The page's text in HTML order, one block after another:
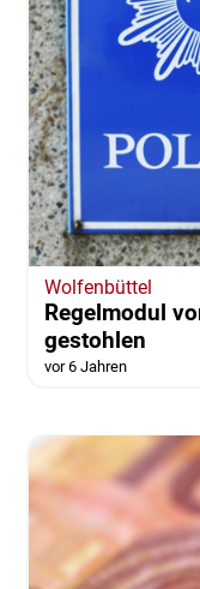
Wolfenbüttel
Regelmodul
gestohlen
vor 6 Jahren